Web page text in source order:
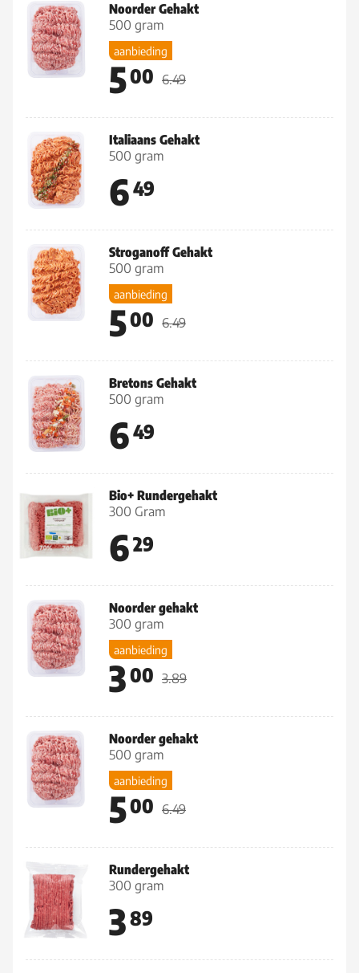
Noorder Gehakt
500 gram
aanbieding
500 6.49
Italiaans Gehakt
500 gram
649
Stroganoff Gehakt
500 gram
aanbieding
500 6.49
Bretons Gehakt
500 gram
649
Bio+ Rundergehakt
300 Gram
629
Noorder gehakt
300 gram
aanbieding
300 3.89
Noorder gehakt
500 gram
aanbieding
500 6.49
Rundergehakt
300 gram
389